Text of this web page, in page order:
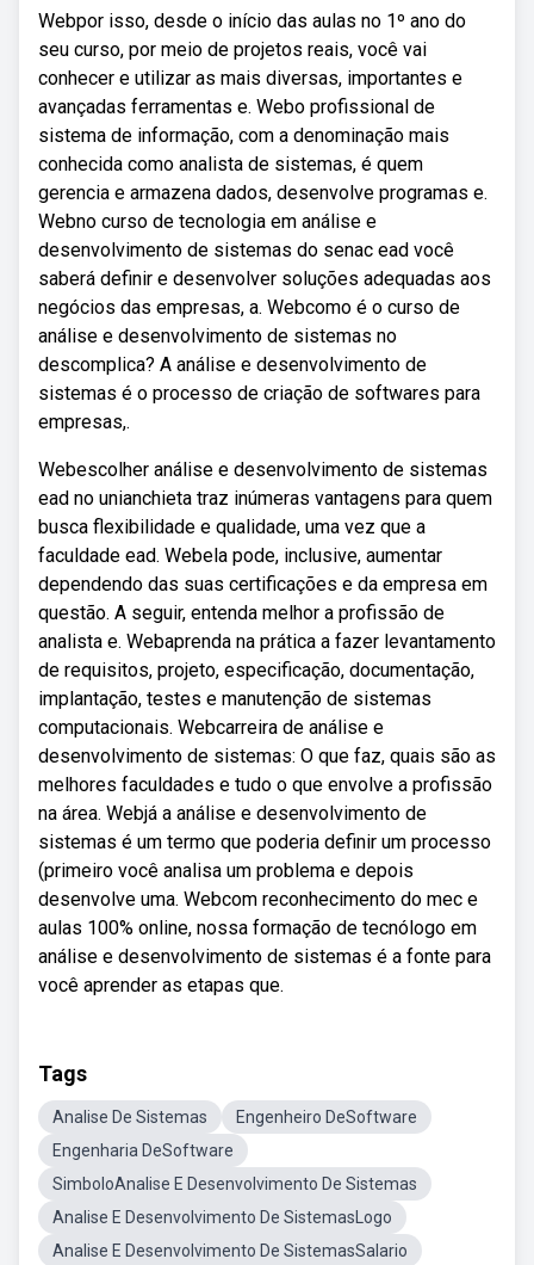
Webpor isso, desde o início das aulas no 1º ano do
seu curso, por meio de projetos reais, você vai
conhecer e utilizar as mais diversas, importantes e
avançadas ferramentas e. Webo profissional de
sistema de informação, com a denominação mais
conhecida como analista de sistemas, é quem
gerencia e armazena dados, desenvolve programas e.
Webno curso de tecnologia em análise e
desenvolvimento de sistemas do senac ead você
saberá definir e desenvolver soluções adequadas aos
negócios das empresas, a. Webcomo é o curso de
análise e desenvolvimento de sistemas no
descomplica? A análise e desenvolvimento de
sistemas é o processo de criação de softwares para
empresas,.
Webescolher análise e desenvolvimento de sistemas
ead no unianchieta traz inúmeras vantagens para quem
busca flexibilidade e qualidade, uma vez que a
faculdade ead. Webela pode, inclusive, aumentar
dependendo das suas certificações e da empresa em
questão. A seguir, entenda melhor a profissão de
analista e. Webaprenda na prática a fazer levantamento
de requisitos, projeto, especificação, documentação,
implantação, testes e manutenção de sistemas
computacionais. Webcarreira de análise e
desenvolvimento de sistemas: O que faz, quais são as
melhores faculdades e tudo o que envolve a profissão
na área. Webjá a análise e desenvolvimento de
sistemas é um termo que poderia definir um processo
(primeiro você analisa um problema e depois
desenvolve uma. Webcom reconhecimento do mec e
aulas 100% online, nossa formação de tecnólogo em
análise e desenvolvimento de sistemas é a fonte para
você aprender as etapas que.
Tags
Analise De Sistemas
Engenheiro DeSoftware
Engenharia DeSoftware
SimboloAnalise E Desenvolvimento De Sistemas
Analise E Desenvolvimento De SistemasLogo
Analise E Desenvolvimento De SistemasSalario